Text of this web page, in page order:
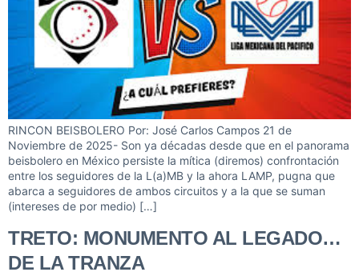
RINCON BEISBOLERO Por: José Carlos Campos 21 de
Noviembre de 2025- Son ya décadas desde que en el panorama
beisbolero en México persiste la mítica (diremos) confrontación
entre los seguidores de la L(a)MB y la ahora LAMP, pugna que
abarca a seguidores de ambos circuitos y a la que se suman
(intereses de por medio) […]
TRETO: MONUMENTO AL LEGADO…
DE LA TRANZA